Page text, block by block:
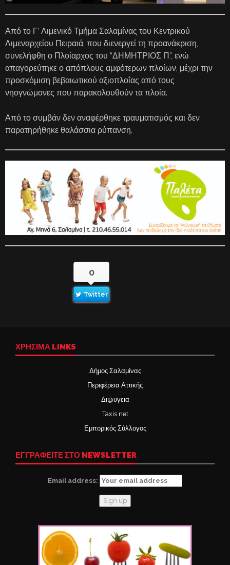
Από το Γ’ Λιμενικό Τμήμα Σαλαμίνας του Κεντρικού
Λιμεναρχείου Πειραιά, που διενεργεί τη προανάκριση,
συνελήφθη ο Πλοίαρχος του “ΔΗΜΗΤΡΙΟΣ Π”, ενώ
απαγορεύτηκε ο απόπλους αμφότερων πλοίων, μέχρι την
προσκόμιση βεβαιωτικού αξιοπλοΐας από τους
νηογνώμονες που παρακολουθούν τα πλοία.
Από το συμβάν δεν αναφέρθηκε τραυματισμός και δεν
παρατηρήθηκε θαλάσσια ρύπανση.
0
Twitter
ΧΡΉΣΙΜΑ LINKS
Δήμος Σαλαμίνας
Περιφέρεια Αττικής
Δι@υγεια
Taxis net
Εμπορικός Σύλλογος
ΕΓΓΡΑΦΕΙΤΕ ΣΤΟ NEWSLETTER
Email address: